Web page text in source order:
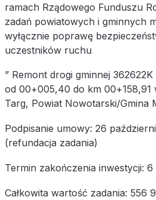
ramach Rządowego Funduszu
zadań powiatowych i gminnych
wyłącznie poprawę
uczestników ruchu
” Remont drogi gminnej
od 00+005,40 do km 00+158,91
Targ, Powiat Nowotarski/Gmina
Podpisanie umowy: 26
(refundacja zadania)
Termin zakończenia inwestycji:
Całkowita wartość zadania: 556